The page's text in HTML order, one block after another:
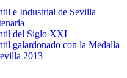
e Industrial de Sevilla
del Siglo XXI
galardonado con la Medalla
2013